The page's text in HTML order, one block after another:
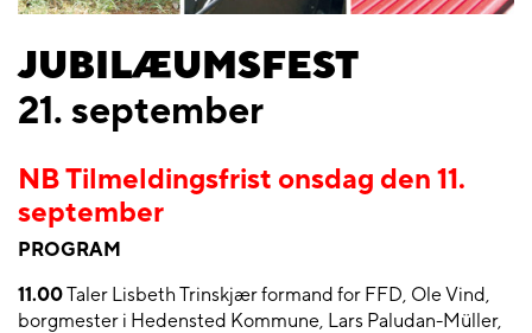
JUBILÆUMSFEST
21. september
NB Tilmeldingsfrist onsdag den 11.
september
PROGRAM
11.00Taler Lisbeth Trinskjær formand for FFD, Ole Vind,
borgmester i Hedensted Kommune, Lars Paludan-Müller,